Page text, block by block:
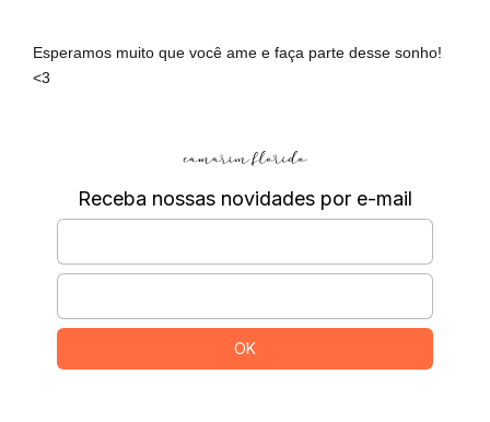
Esperamos muito que você ame e faça parte desse sonho!
<3
Receba nossas novidades por e-mail